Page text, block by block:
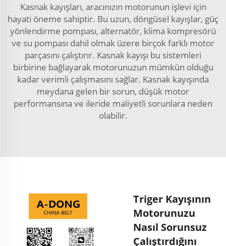
Kasnak kayışları, aracınızın motorunun işlevi için
hayati öneme sahiptir. Bu uzun, döngüsel kayışlar, güç
yönlendirme pompası, alternatör, klima kompresörü
ve su pompası dahil olmak üzere birçok farklı motor
parçasını çalıştırır. Kasnak kayışı bu sistemleri
birbirine bağlayarak motorunuzun mümkün olduğu
kadar verimli çalışmasını sağlar. Kasnak kayışında
meydana gelen bir sorun, düşük motor
performansına ve ileride maliyetli sorunlara neden
olabilir.
Triger Kayışının
Motorunuzu
Nasıl Sorunsuz
Çalıştırdığını